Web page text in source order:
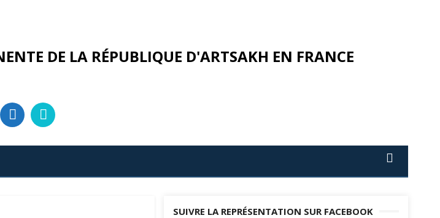
DE LA RÉPUBLIQUE D'ARTSAKH EN FRANCE
SUIVRE LA REPRÉSENTATION SUR FACEBOOK